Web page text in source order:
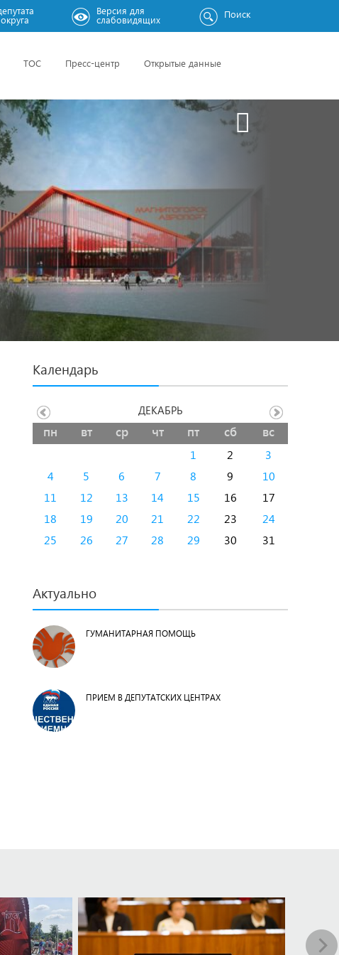
Версия для
слабовидящих Поиск
ТОС Пресс-центр Открытые данные
Календарь
пн вт ср чт пт сб вс
1 2
3
4
5 6 7 8 9
10
11
12 13 14 15 16
17
18
19 20 21 22 23
24
25
26 27 28 29 30 31
ДЕКАБРЬ
Актуально
ГУМАНИТАРНАЯ ПОМОЩЬ
ПРИЕМ В ДЕПУТАТСКИХ ЦЕНТРАХ